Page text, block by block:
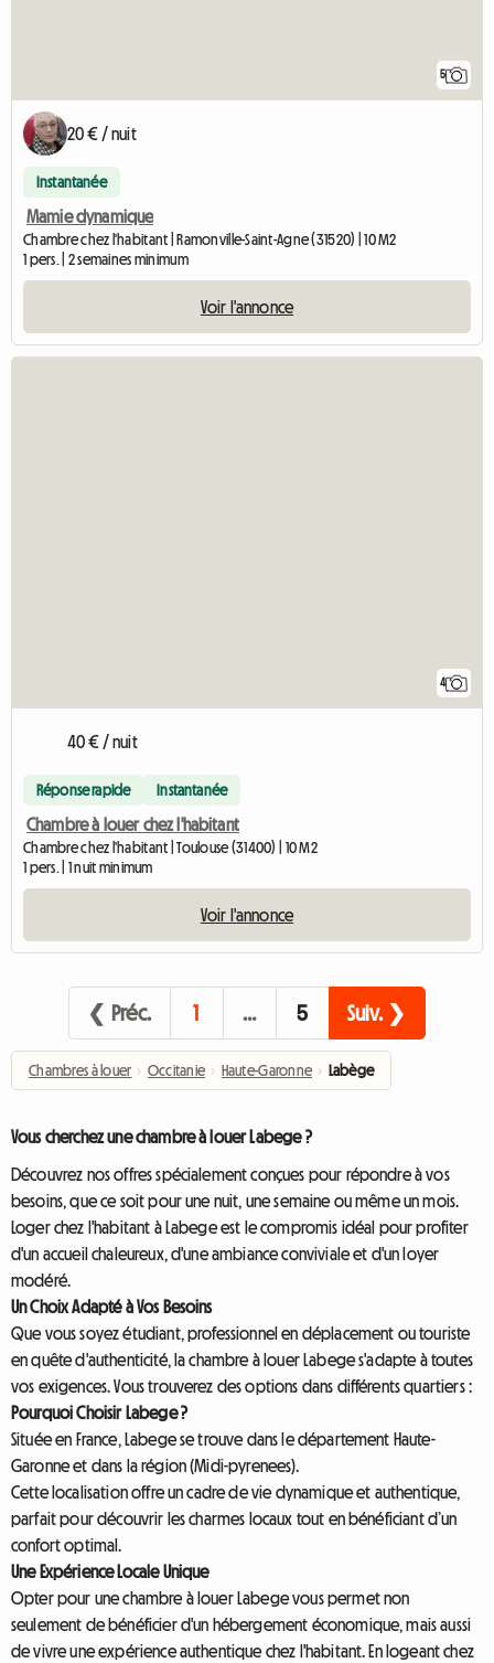
5
20 € / nuit
Instantanée
Mamie dynamique
Chambre chez l'habitant | Ramonville-Saint-Agne (31520) | 10 M2
1 pers. | 2 semaines minimum
Voir l'annonce
4
40 € / nuit
Réponse rapide Instantanée
Chambre à louer chez l'habitant
Chambre chez l'habitant | Toulouse (31400) | 10 M2
1 pers. | 1 nuit minimum
Voir l'annonce
❮ Préc. 1 … 5 Suiv. ❯
Chambres à louer › Occitanie › Haute-Garonne › Labège
Vous cherchez une chambre à louer Labege ?
Découvrez nos offres spécialement conçues pour répondre à vos
besoins, que ce soit pour une nuit, une semaine ou même un mois.
Loger chez l'habitant à Labege est le compromis idéal pour profiter
d'un accueil chaleureux, d'une ambiance conviviale et d'un loyer
modéré.
Un Choix Adapté à Vos Besoins
Que vous soyez étudiant, professionnel en déplacement ou touriste
en quête d'authenticité, la chambre à louer Labege s'adapte à toutes
vos exigences. Vous trouverez des options dans différents quartiers :
Pourquoi Choisir Labege ?
Située en France, Labege se trouve dans le département Haute-
Garonne et dans la région (Midi-pyrenees).
Cette localisation offre un cadre de vie dynamique et authentique,
parfait pour découvrir les charmes locaux tout en bénéficiant d’un
confort optimal.
Une Expérience Locale Unique
Opter pour une chambre à louer Labege vous permet non
seulement de bénéficier d'un hébergement économique, mais aussi
de vivre une expérience authentique chez l'habitant. En logeant chez